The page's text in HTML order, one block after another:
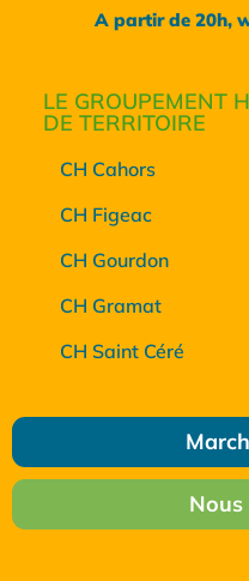
A partir de 20h,
LE GROUPEMENT
DE TERRITOIRE
CH Cahors
CH Figeac
CH Gourdon
CH Gramat
CH Saint Céré